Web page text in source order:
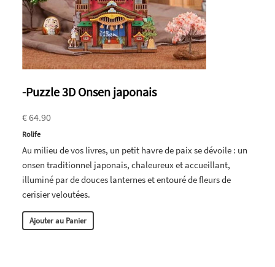
-Puzzle 3D Onsen japonais
€ 64.90
Rolife
Au milieu de vos livres, un petit havre de paix se dévoile : un
onsen traditionnel japonais, chaleureux et accueillant,
illuminé par de douces lanternes et entouré de fleurs de
cerisier veloutées.
Ajouter au Panier